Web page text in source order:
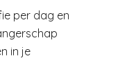
per dag en
in je